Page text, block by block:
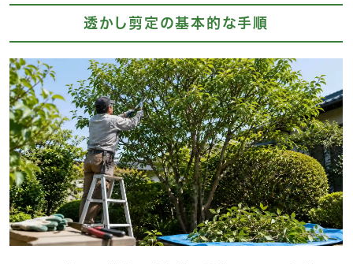
透かし剪定の基本的な手順